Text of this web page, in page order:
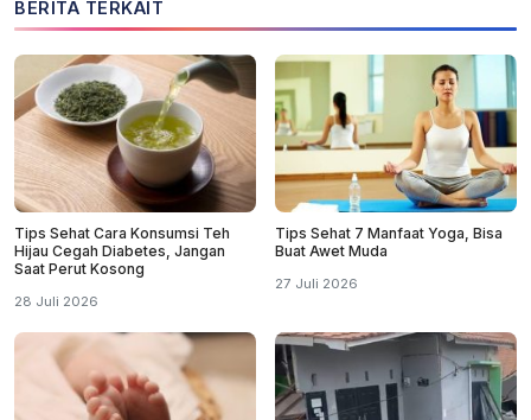
BERITA TERKAIT
Tips Sehat Cara Konsumsi Teh
Hijau Cegah Diabetes, Jangan
Saat Perut Kosong
28 Juli 2026
Tips Sehat 7 Manfaat Yoga, Bisa
Buat Awet Muda
27 Juli 2026